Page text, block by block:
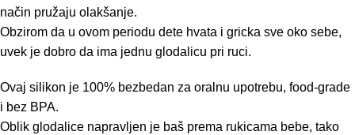
način pružaju olakšanje.
Obzirom da u ovom periodu dete hvata i gricka sve oko sebe,
uvek je dobro da ima jednu glodalicu pri ruci.
Ovaj silikon je 100% bezbedan za oralnu upotrebu, food-grade
i bez BPA.
Oblik glodalice napravljen je baš prema rukicama bebe, tako